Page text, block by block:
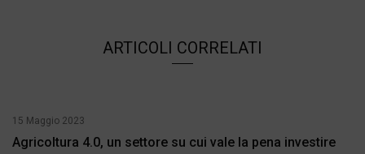
ARTICOLI CORRELATI
15 Maggio 2023
Agricoltura 4.0, un settore su cui vale la pena investire